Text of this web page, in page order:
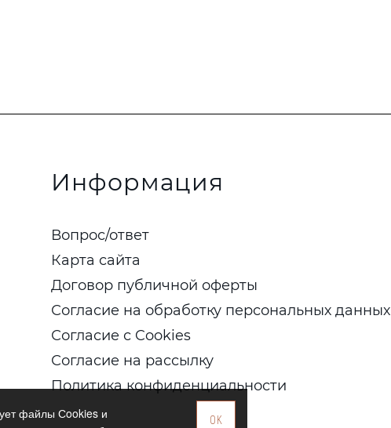
Информация
Вопрос/ответ
Карта сайта
Договор публичной оферты
Согласие на обработку персональных данных
Согласие с Cookies
Согласие на рассылку
Политика конфиденциальности
OK
файлы Сookies и